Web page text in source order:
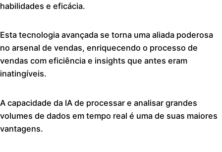
habilidades e eficácia.
Esta tecnologia avançada se torna uma aliada poderosa
no arsenal de vendas, enriquecendo o processo de
vendas com eficiência e insights que antes eram
inatingíveis.
A capacidade da IA de processar e analisar grandes
volumes de dados em tempo real é uma de suas maiores
vantagens.